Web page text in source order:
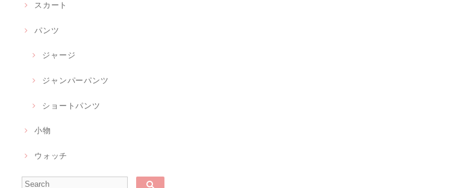
スカート
パンツ
ジャージ
ジャンパーパンツ
ショートパンツ
小物
ウォッチ